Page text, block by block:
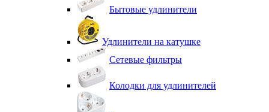
Бытовые удлинители
Удлинители на катушке
Сетевые фильтры
Колодки для удлинителей